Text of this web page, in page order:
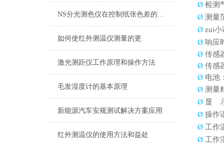
NS分光测色仪在控制纸张色差的应用
如何使红外测温仪测量的更
激光测距仪工作原理和操作方法
毛发湿度计的基本原理
新能源汽车安规测试解决方案应用
红外测温仪的使用方法和益处
Ø 检测
Ø 测量
Ø zui小
Ø 响应
Ø 传感
Ø 传感
Ø 电池
Ø 测量
Ø 显
Ø 操作
Ø 工作
Ø 工作